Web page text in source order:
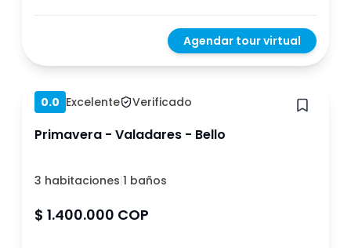
Agendar tour virtual
Hace 1 año
0.0 Excelente Verificado
Primavera - Valadares - Bello
3 habitaciones|1 baños
$ 1.400.000 COP